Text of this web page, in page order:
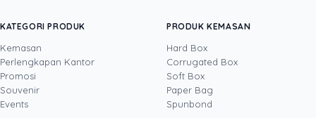
digital Anda.
DITULIS OLEH
· Cofounder
KATEGORI PRODUK
Kemasan
Perlengkapan Kantor
Promosi
Souvenir
Events
PRODUK KEMASAN
Hard Box
Corrugated Box
Soft Box
Paper Bag
Spunbond